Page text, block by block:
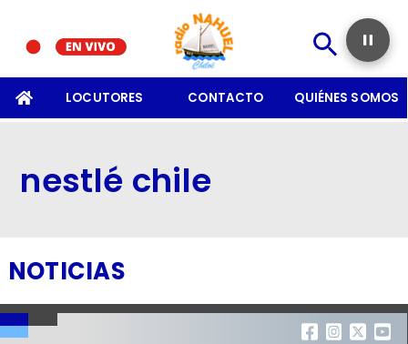
LOCUTORES CONTACTO QUIÉNES SOMOS
nestlé chile
NOTICIAS